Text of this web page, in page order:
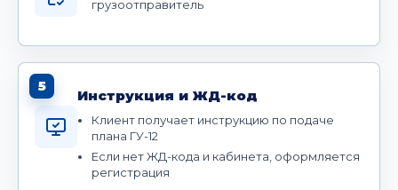
грузоотправитель
5
Инструкция и ЖД-код
Клиент получает инструкцию по подаче
плана ГУ-12
Если нет ЖД-кода и кабинета, оформляется
регистрация